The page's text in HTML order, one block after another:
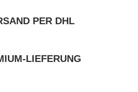
PER DHL
LIEFERUNG